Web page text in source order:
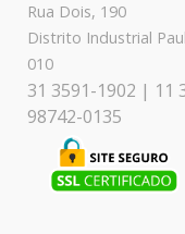
Rua Dois, 190
Distrito Industrial
010
31 3591-1902 | 11
98742-0135